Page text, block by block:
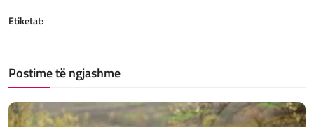
Etiketat:
Postime të ngjashme